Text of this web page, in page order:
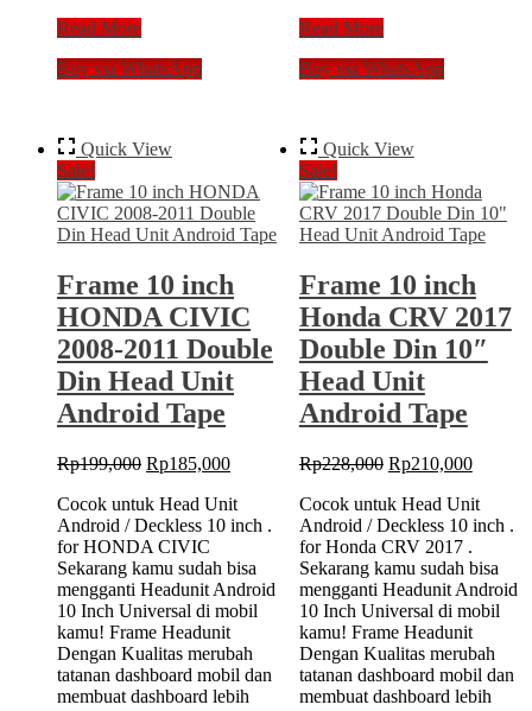
Frame
inch
2008
Double
Din
10″
Head
Unit
Tape
Read More
Buy via WhatsApp
Frame
inch
2008-
2014
Double
Din
Head
Unit
Tape
Read More
Buy via WhatsApp
Quick View
Sale!
Frame 10 inch
HONDA CIVIC
2008-2011 Double
Din Head Unit
Android Tape
Rp199,000 Original
was:
Rp199,000.
Rp185,000Current
is:
Rp185,000.
Cocok untuk Head Unit
Android / Deckless 10 inch .
for HONDA CIVIC
Sekarang kamu sudah bisa
mengganti Headunit Android
10 Inch Universal di mobil
kamu! Frame Headunit
Dengan Kualitas merubah
tatanan dashboard mobil dan
membuat dashboard lebih
Quick View
Sale!
Frame 10 inch
Honda CRV 2017
Double Din 10″
Head Unit
Android Tape
Rp228,000 Original
was:
Rp228,000.
Rp210,000Current
is:
Cocok untuk Head Unit
Android / Deckless 10 inch .
for Honda CRV 2017 .
Sekarang kamu sudah bisa
mengganti Headunit Android
10 Inch Universal di mobil
kamu! Frame Headunit
Dengan Kualitas merubah
tatanan dashboard mobil dan
membuat dashboard lebih